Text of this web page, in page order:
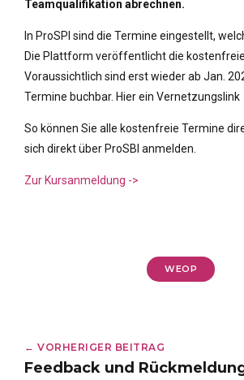
Teamqualifikation abrechnen.
In ProSPI sind die Termine eingestellt,
Die Plattform veröffentlicht die
Voraussichtlich sind erst wieder ab Jan.
Termine buchbar. Hier ein Vernetzungslink
So können Sie alle kostenfreie Termine
sich direkt über ProSBI anmelden.
Zur Kursanmeldung ->
WEOP
← VORHERIGER BEITRAG
Feedback und